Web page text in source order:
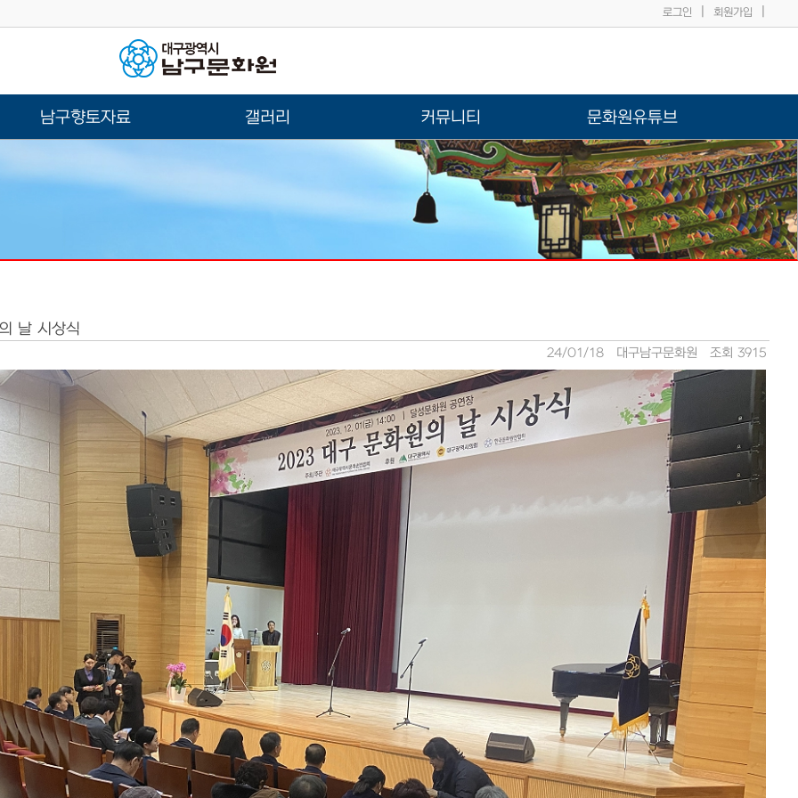
로그인 회원가입
남구향토자료 갤러리 커뮤니티 문화원유튜브
날 시상식
24/01/18 대구남구문화원 조회 3915